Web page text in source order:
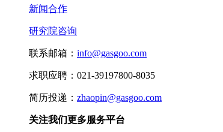
新闻合作
研究院咨询
联系邮箱： info@gasgoo.com
求职应聘：021-39197800-8035
简历投递： zhaopin@gasgoo.com
关注我们更多服务平台